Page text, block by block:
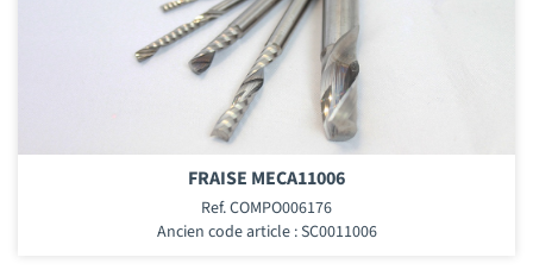
FRAISE MECA11006
Ref. COMPO006176
Ancien code article : SC0011006